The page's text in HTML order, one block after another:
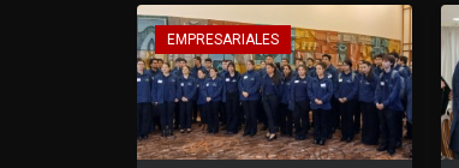
EMPRESARIALES